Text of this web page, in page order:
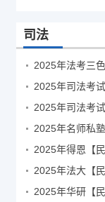
司法
2025年司法考
2025年司法考
2025年得恩【
2025年法大【
2025年华研【